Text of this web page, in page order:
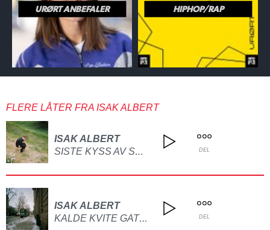
URØRT ANBEFALER HIPHOP/RAP
FLERE LÅTER FRA ISAK ALBERT
ISAK ALBERT
SISTE KYSS AV SOL I OKTOBER DEL
ISAK ALBERT
KALDE KVITE GATER DEL